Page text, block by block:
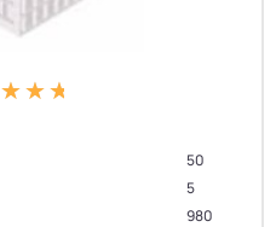
50
5
980